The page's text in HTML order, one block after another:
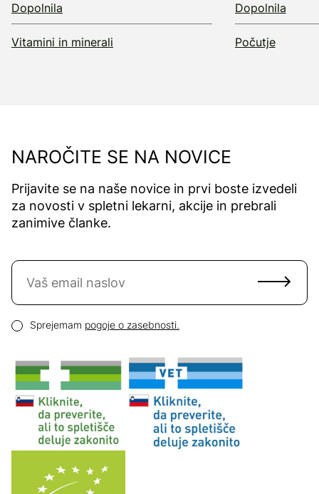
Dopolnila
Vitamini in minerali
Dopolnila
Počutje
NAROČITE SE NA NOVICE
Prijavite se na naše novice in prvi boste izvedeli
za novosti v spletni lekarni, akcije in prebrali
zanimive članke.
Naročite se na novice
Pogoji zasebnosti
Sprejemam pogoje o zasebnosti.